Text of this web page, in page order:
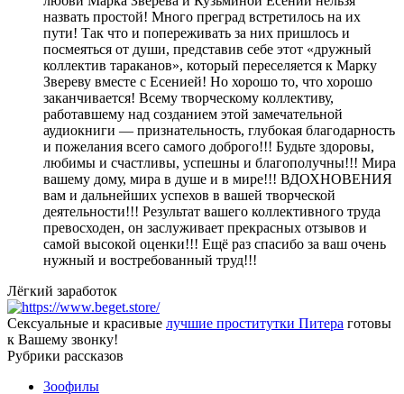
назвать простой! Много преград встретилось на их
пути! Так что и попереживать за них пришлось и
посмеяться от души, представив себе этот «дружный
коллектив тараканов», который переселяется к Марку
Звереву вместе с Есенией! Но хорошо то, что хорошо
заканчивается! Всему творческому коллективу,
работавшему над созданием этой замечательной
аудиокниги — признательность, глубокая благодарность
и пожелания всего самого доброго!!! Будьте здоровы,
любимы и счастливы, успешны и благополучны!!! Мира
вашему дому, мира в душе и в мире!!! ВДОХНОВЕНИЯ
вам и дальнейших успехов в вашей творческой
деятельности!!! Результат вашего коллективного труда
превосходен, он заслуживает прекрасных отзывов и
самой высокой оценки!!! Ещё раз спасибо за ваш очень
нужный и востребованный труд!!!
Лёгкий заработок
Сексуальные и красивые лучшие проститутки Питера готовы
к Вашему звонку!
Рубрики рассказов
3ooфилы